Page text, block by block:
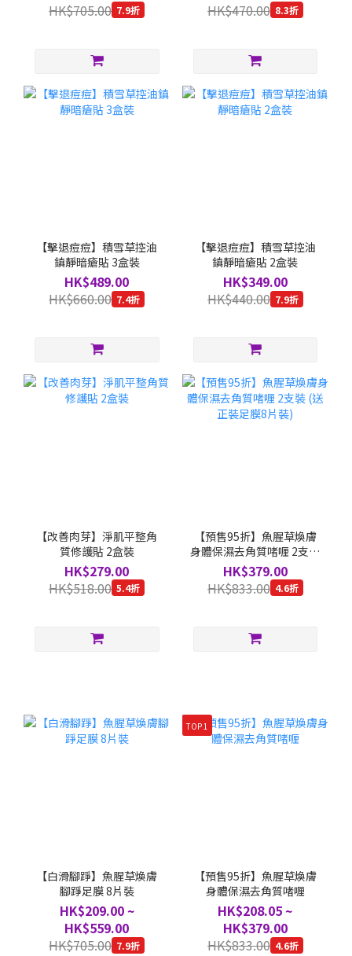
HK$705.00 7.9折
HK$470.00 8.3折
【擊退痘痘】積雪草控油
鎮靜暗瘡貼 3盒裝
HK$489.00
HK$660.00 7.4折
【擊退痘痘】積雪草控油
鎮靜暗瘡貼 2盒裝
HK$349.00
HK$440.00 7.9折
【改善肉芽】淨肌平整角
質修護貼 2盒裝
HK$279.00
HK$518.00 5.4折
【預售95折】魚腥草煥膚
身體保濕去角質啫喱 2支裝
(送正裝足膜8片裝)
HK$379.00
HK$833.00 4.6折
【白滑腳踭】魚腥草煥膚
腳踭足膜 8片裝
HK$209.00 ~
HK$559.00
HK$705.00 7.9折
TOP 1
【預售95折】魚腥草煥膚
身體保濕去角質啫喱
HK$208.05 ~
HK$379.00
HK$833.00 4.6折